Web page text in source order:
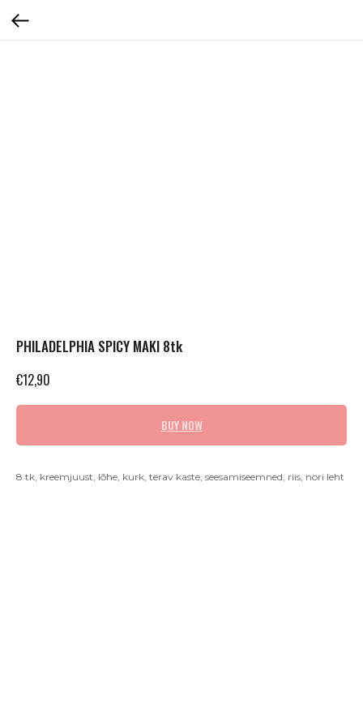
PHILADELPHIA SPICY MAKI 8tk
€12,90
BUY NOW
8 tk, kreemjuust, lõhe, kurk, terav kaste, seesamiseemned, riis, nori leht